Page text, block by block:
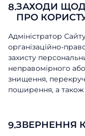
8.ЗАХОДИ
ПРО
Адміністратор
організаційно-
захисту
неправомірного
знищення,
поширення, а також
9.ЗВЕРНЕННЯ